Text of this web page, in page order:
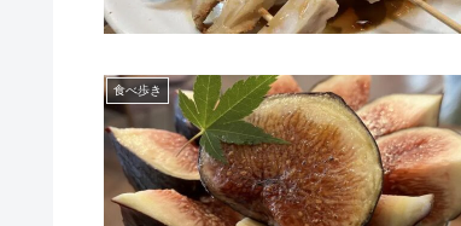
食べ歩き